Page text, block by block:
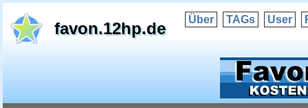
favon.12hp.de Über TAGs User